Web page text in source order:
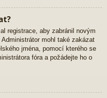
registrace, aby zabránil novým
mohl také zakázat
jména, pomocí kterého se
fóra a požádejte ho o